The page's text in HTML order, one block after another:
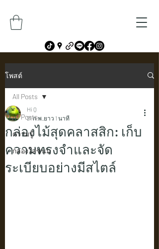
โพสต์
All Posts
ความรู้
กล่องใส่ขนม
All Posts
กล่องไม้สุดคลาสสิก: เก็บ
ความทรงจำและจัด
ระเบียบอย่างมีสไตล์
Hi Q
21 ก.พ. ยาว 1 นาที